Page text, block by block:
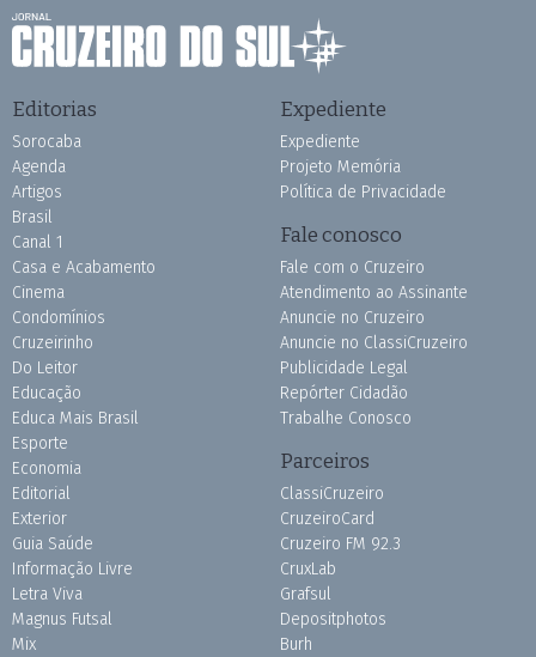
Editorias
Sorocaba
Agenda
Artigos
Brasil
Canal 1
Casa e Acabamento
Cinema
Condomínios
Cruzeirinho
Do Leitor
Educação
Educa Mais Brasil
Esporte
Economia
Editorial
Exterior
Guia Saúde
Informação Livre
Letra Viva
Magnus Futsal
Mix
Expediente
Expediente
Projeto Memória
Política de Privacidade
Fale conosco
Fale com o Cruzeiro
Atendimento ao Assinante
Anuncie no Cruzeiro
Anuncie no ClassiCruzeiro
Publicidade Legal
Repórter Cidadão
Trabalhe Conosco
Parceiros
ClassiCruzeiro
CruzeiroCard
Cruzeiro FM 92.3
CruxLab
Grafsul
Depositphotos
Burh